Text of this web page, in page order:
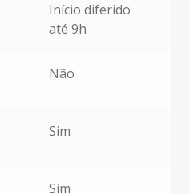
Início diferido
até 9h
Não
Sim
Sim